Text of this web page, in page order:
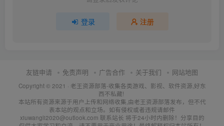
登录 注册
友链申请 免责声明 广告合作 关于我们 网站地图
Copyright © 2021 · 老王资源部落-收集各类游戏、影视、软件资源,好东
西不私藏!
本站所有资源来源于用户上传和网络收集,由老王资源部落发布，但不代
表本站的观点和立场。如有侵权或者违规请邮件
xiuwangli2020@outlook.com 联系站长 将于24小时内删除！分享目的